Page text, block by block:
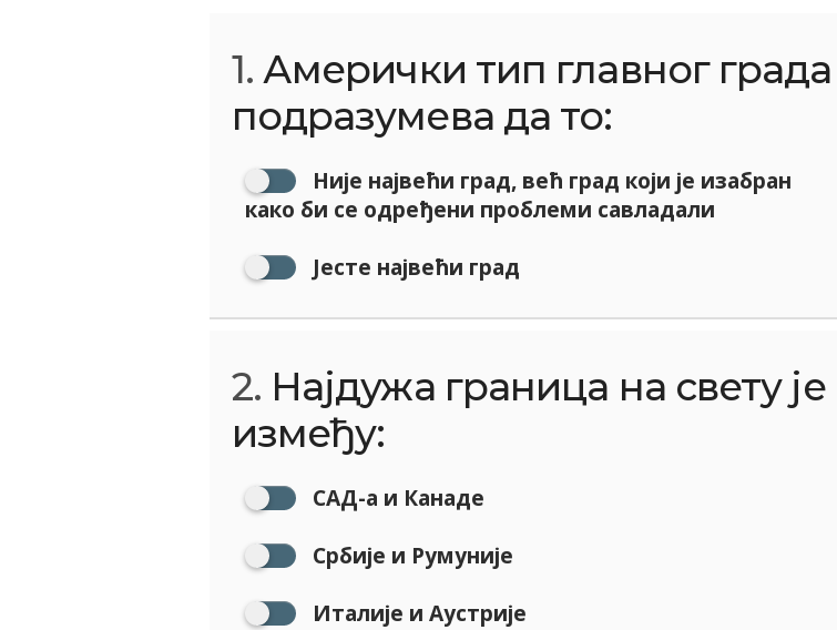
1. Амерички тип главног града
подразумева да то:
Није највећи град, већ град који је изабран
како би се одређени проблеми савладали
Јесте највећи град
2. Најдужа граница на свету је
између:
САД-а и Канаде
Србије и Румуније
Италије и Аустрије